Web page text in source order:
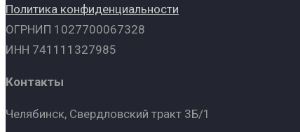
Политика конфиденциальности
ОГРНИП 1027700067328
ИНН 741111327985
Контакты
Челябинск, Свердловский тракт 3Б/1